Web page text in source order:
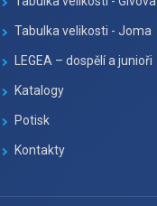
Tabulka velikosti - Joma
LEGEA – dospělí a junioři
Katalogy
Potisk
Kontakty